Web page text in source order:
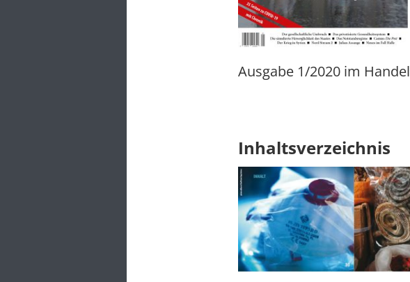
Ausgabe 1/2020 im Handel
Inhaltsverzeichnis